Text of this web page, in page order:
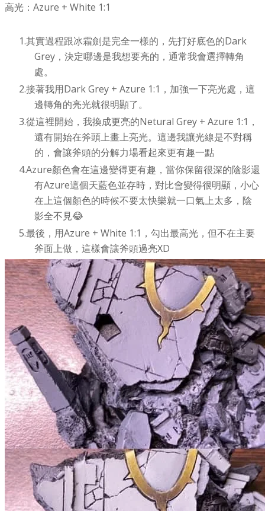
高光：Azure + White 1:1
其實過程跟冰霜劍是完全一樣的，先打好底色的Dark
Grey，決定哪邊是我想要亮的，通常我會選擇轉角
處。
接著我用Dark Grey + Azure 1:1，加強一下亮光處，這
邊轉角的亮光就很明顯了。
從這裡開始，我換成更亮的Netural Grey + Azure 1:1，
還有開始在斧頭上畫上亮光。這邊我讓光線是不對稱
的，會讓斧頭的分解力場看起來更有趣一點
Azure顏色會在這邊變得更有趣，當你保留很深的陰影還
有Azure這個天藍色並存時，對比會變得很明顯，小心
在上這個顏色的時候不要太快樂就一口氣上太多，陰
影全不見😂
最後，用Azure + White 1:1，勾出最高光，但不在主要
斧面上做，這樣會讓斧頭過亮XD